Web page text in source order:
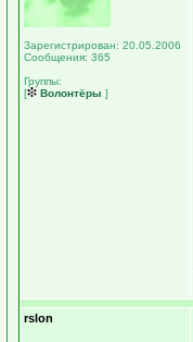
Зарегистрирован: 20.05.2006
Сообщения: 365
Группы:
[
Волонтёры ]
rslon